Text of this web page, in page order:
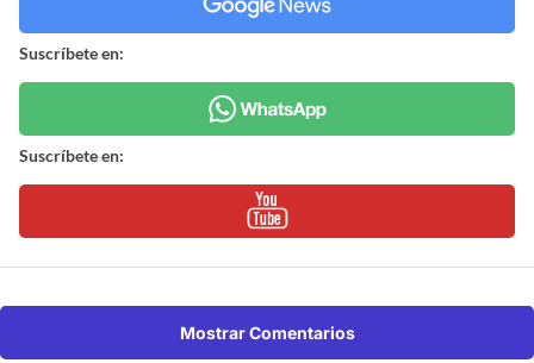
Suscríbete en:
Suscríbete en:
Mostrar Comentarios